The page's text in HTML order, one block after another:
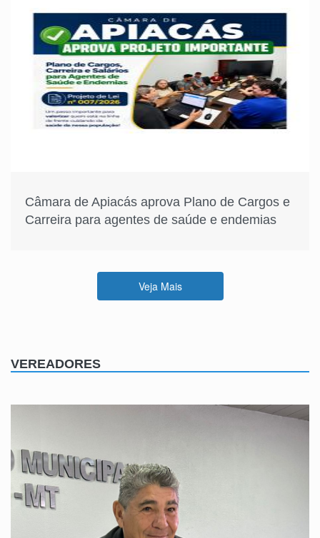
Câmara de Apiacás aprova Plano de Cargos e
Carreira para agentes de saúde e endemias
Veja Mais
VEREADORES